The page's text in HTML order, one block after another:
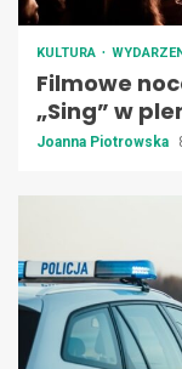
KULTURA
Filmowe
„Sing” w
Joanna Piotrowska